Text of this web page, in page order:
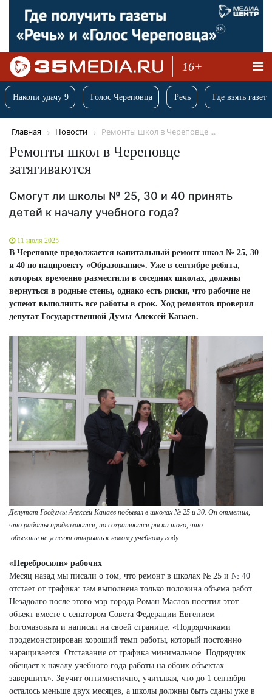
16+
Накопи удачу 9 Голос Череповца Речь Где взять
Главная Новости Ремонты школ в Череповце ...
Ремонты школ в Череповце
затягиваются
Смогут ли школы № 25, 30 и 40 принять
детей к началу учебного года?
11 июля 2025
В Череповце продолжается капитальный ремонт школ № 25, 30
и 40 по нацпроекту «Образование». Уже в сентябре ребята,
которых временно разместили в соседних школах, должны
вернуться в родные стены, однако есть риски, что рабочие не
успеют выполнить все работы в срок. Ход ремонтов проверил
депутат Государственной Думы Алексей Канаев.
Депутат Госдумы Алексей Канаев побывал в школах № 25 и 30. Он отметил,
что работы продвигаются, но сохраняются риски того, что
объекты не успеют открыть к новому учебному году.
«Перебросили» рабочих
Месяц назад мы писали о том, что ремонт в школах № 25 и № 40
отстает от графика: там выполнена только половина объема работ.
Незадолго после этого мэр города Роман Маслов посетил этот
объект вместе с сенатором Совета Федерации Евгением
Богомазовым и написал на своей странице: «Подрядчиками
продемонстрирован хороший темп работы, который постоянно
наращивается. Отставание от графика минимальное. Подрядчик
обещает к началу учебного года работы на обоих объектах
завершить». Звучит оптимистично, учитывая, что до 1 сентября
осталось меньше двух месяцев, а школы должны быть сданы уже в